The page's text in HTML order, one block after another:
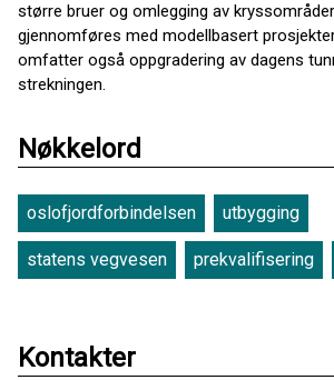
større bruer og omlegging av
gjennomføres med modellbasert
omfatter også oppgradering av dagens
strekningen.
Nøkkelord
oslofjordforbindelsen utbygging
statens vegvesen prekvalifisering
Kontakter